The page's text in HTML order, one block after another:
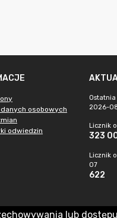
osobowych
odwiedzin
2026-
Licznik
323
Licznik
07
622
lub